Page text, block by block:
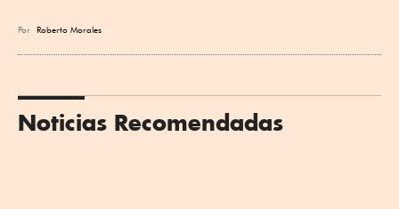
Por Roberto Morales
Noticias Recomendadas